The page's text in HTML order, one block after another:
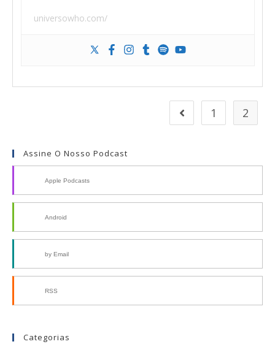
universowho.com/
1 2
Assine O Nosso Podcast
Apple Podcasts
Android
by Email
RSS
Categorias